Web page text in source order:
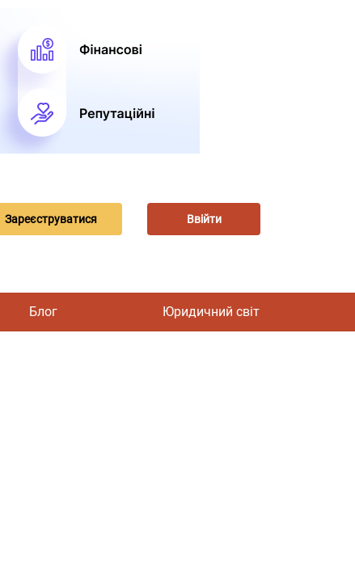
Зареєструватися Ввійти
Блог Юридичний світ